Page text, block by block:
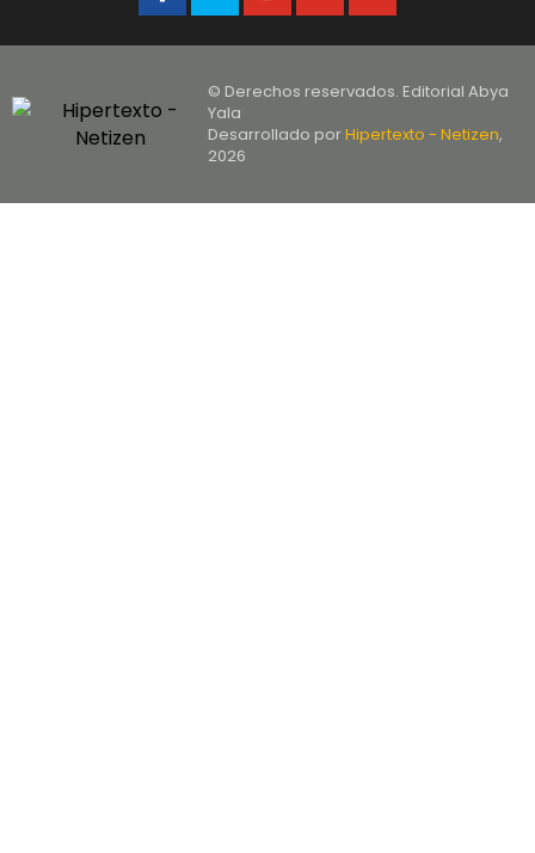
© Derechos reservados. Editorial Abya
Yala
Desarrollado porHipertexto - Netizen,
2026